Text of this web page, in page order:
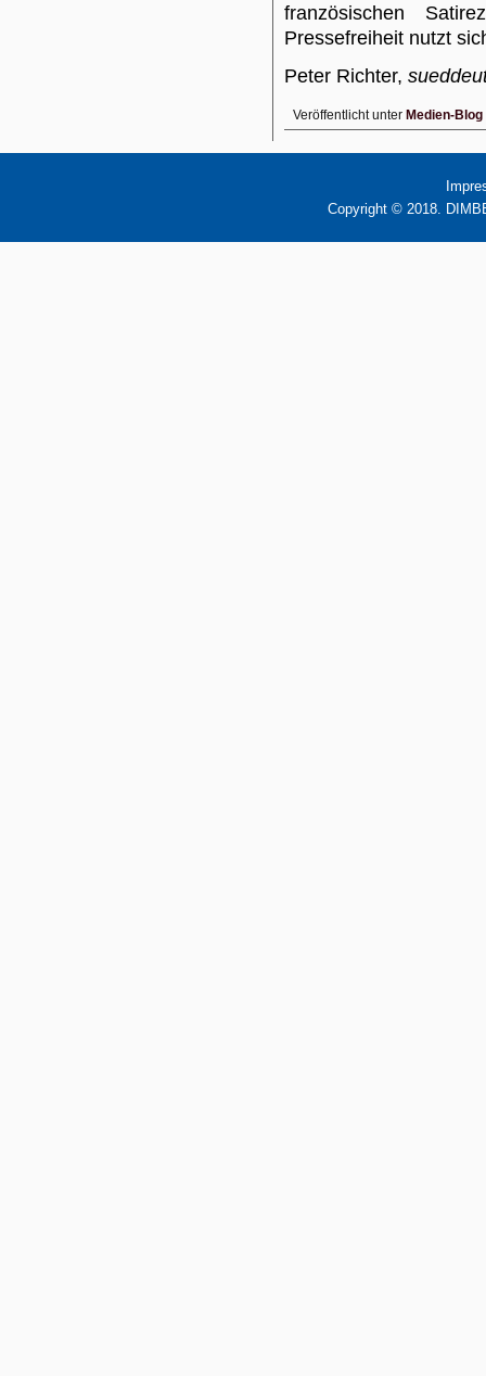
französischen
Pressefreiheit nutzt
Peter Richter,
Veröffentlicht unter Medien-Blog
Copyright © 2018.